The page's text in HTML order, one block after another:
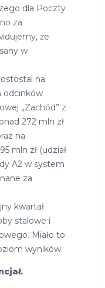
dla Poczty
za
że
w
na
odcinków
„Zachód” z
272 mln zł
na
mln zł (udział
A2 w system
za
kwartał
stalowe i
Miało to
wyników.